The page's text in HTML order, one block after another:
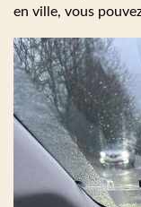
en ville, vous